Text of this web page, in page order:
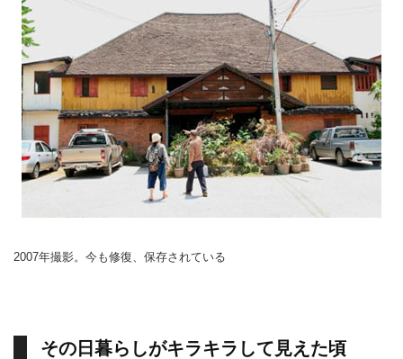
2007年撮影。今も修復、保存されている
その日暮らしがキラキラして見えた頃